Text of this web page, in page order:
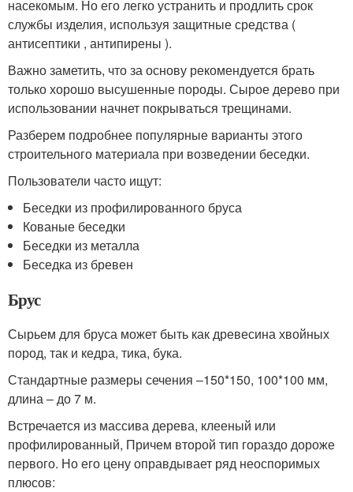
насекомым. Но его легко устранить и продлить срок
службы изделия, используя защитные средства (
антисептики , антипирены ).
Важно заметить, что за основу рекомендуется брать
только хорошо высушенные породы. Сырое дерево при
использовании начнет покрываться трещинами.
Разберем подробнее популярные варианты этого
строительного материала при возведении беседки.
Пользователи часто ищут:
Беседки из профилированного бруса
Кованые беседки
Беседки из металла
Беседка из бревен
Брус
Сырьем для бруса может быть как древесина хвойных
пород, так и кедра, тика, бука.
Стандартные размеры сечения ‒150*150, 100*100 мм,
длина ‒ до 7 м.
Встречается из массива дерева, клееный или
профилированный, Причем второй тип гораздо дороже
первого. Но его цену оправдывает ряд неоспоримых
плюсов: